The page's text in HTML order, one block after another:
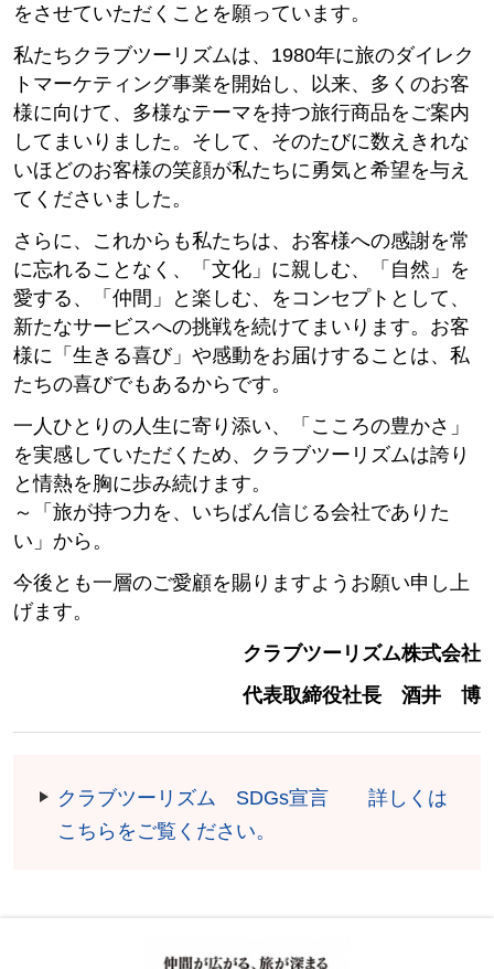
をさせていただくことを願っています。
私たちクラブツーリズムは、1980年に旅のダイレク
トマーケティング事業を開始し、以来、多くのお客
様に向けて、多様なテーマを持つ旅行商品をご案内
してまいりました。そして、そのたびに数えきれな
いほどのお客様の笑顔が私たちに勇気と希望を与え
てくださいました。
さらに、これからも私たちは、お客様への感謝を常
に忘れることなく、「文化」に親しむ、「自然」を
愛する、「仲間」と楽しむ、をコンセプトとして、
新たなサービスへの挑戦を続けてまいります。お客
様に「生きる喜び」や感動をお届けすることは、私
たちの喜びでもあるからです。
一人ひとりの人生に寄り添い、「こころの豊かさ」
を実感していただくため、クラブツーリズムは誇り
と情熱を胸に歩み続けます。
～「旅が持つ力を、いちばん信じる会社でありた
い」から。
今後とも一層のご愛顧を賜りますようお願い申し上
げます。
クラブツーリズム株式会社
代表取締役社長 酒井 博
クラブツーリズム SDGs宣言 詳しくは
こちらをご覧ください。